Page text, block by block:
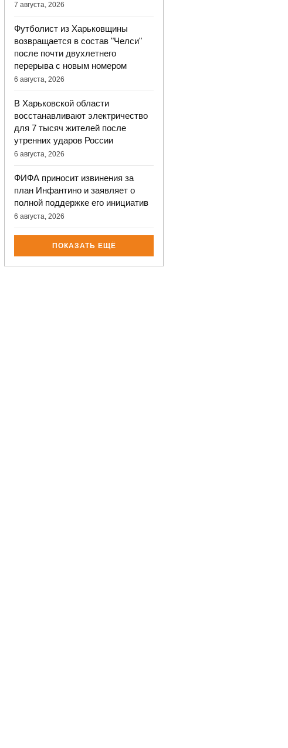
7 августа, 2026
Футболист из Харьковщины
возвращается в состав "Челси"
после почти двухлетнего
перерыва с новым номером
6 августа, 2026
В Харьковской области
восстанавливают электричество
для 7 тысяч жителей после
утренних ударов России
6 августа, 2026
ФИФА приносит извинения за
план Инфантино и заявляет о
полной поддержке его инициатив
6 августа, 2026
ПОКАЗАТЬ ЕЩЁ